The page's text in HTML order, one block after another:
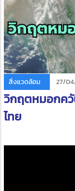
สิ่งแวดล้อม 27/
วิกฤตหมอกควั
ไทย